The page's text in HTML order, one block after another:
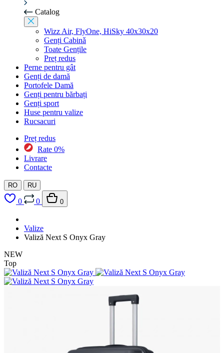
Catalog
Wizz Air, FlyOne, HiSky 40x30x20
Genți Cabinǎ
Toate Gențile
Preț redus
Perne pentru gât
Genți de damă
Portofele Damă
Genți pentru bărbați
Genți sport
Huse pentru valize
Rucsacuri
Preț redus
Rate 0%
Livrare
Contacte
RO RU
0 0 0
Valize
Valiză Next S Onyx Gray
NEW
Top